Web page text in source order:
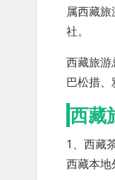
属西藏
社。
西藏旅游
巴松措、
西藏
1、西藏
西藏本地